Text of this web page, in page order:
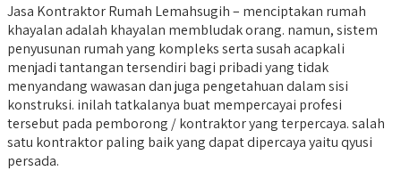
Jasa Kontraktor Rumah Lemahsugih – menciptakan rumah
khayalan adalah khayalan membludak orang. namun, sistem
penyusunan rumah yang kompleks serta susah acapkali
menjadi tantangan tersendiri bagi pribadi yang tidak
menyandang wawasan dan juga pengetahuan dalam sisi
konstruksi. inilah tatkalanya buat mempercayai profesi
tersebut pada pemborong / kontraktor yang terpercaya. salah
satu kontraktor paling baik yang dapat dipercaya yaitu qyusi
persada.